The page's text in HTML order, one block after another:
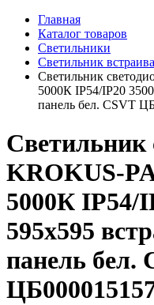
Главная
Каталог товаров
Светильники
Светильник
Светильник
5000К IP54/IP20
панель бел. CSVT
Светильник
KROKUS-
5000К IP54/
595х595
панель бел.